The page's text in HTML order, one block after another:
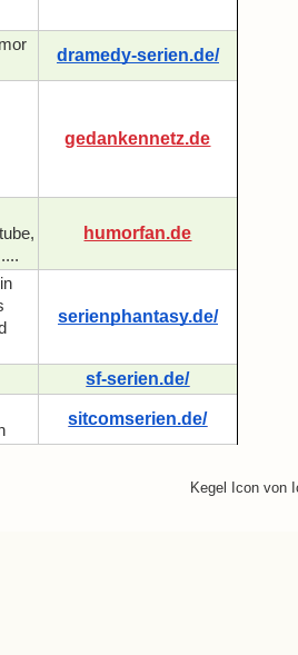
dramedy-serien.de/
gedankennetz.de
humorfan.de
serienphantasy.de/
sf-serien.de/
sitcomserien.de/
Kegel Icon von